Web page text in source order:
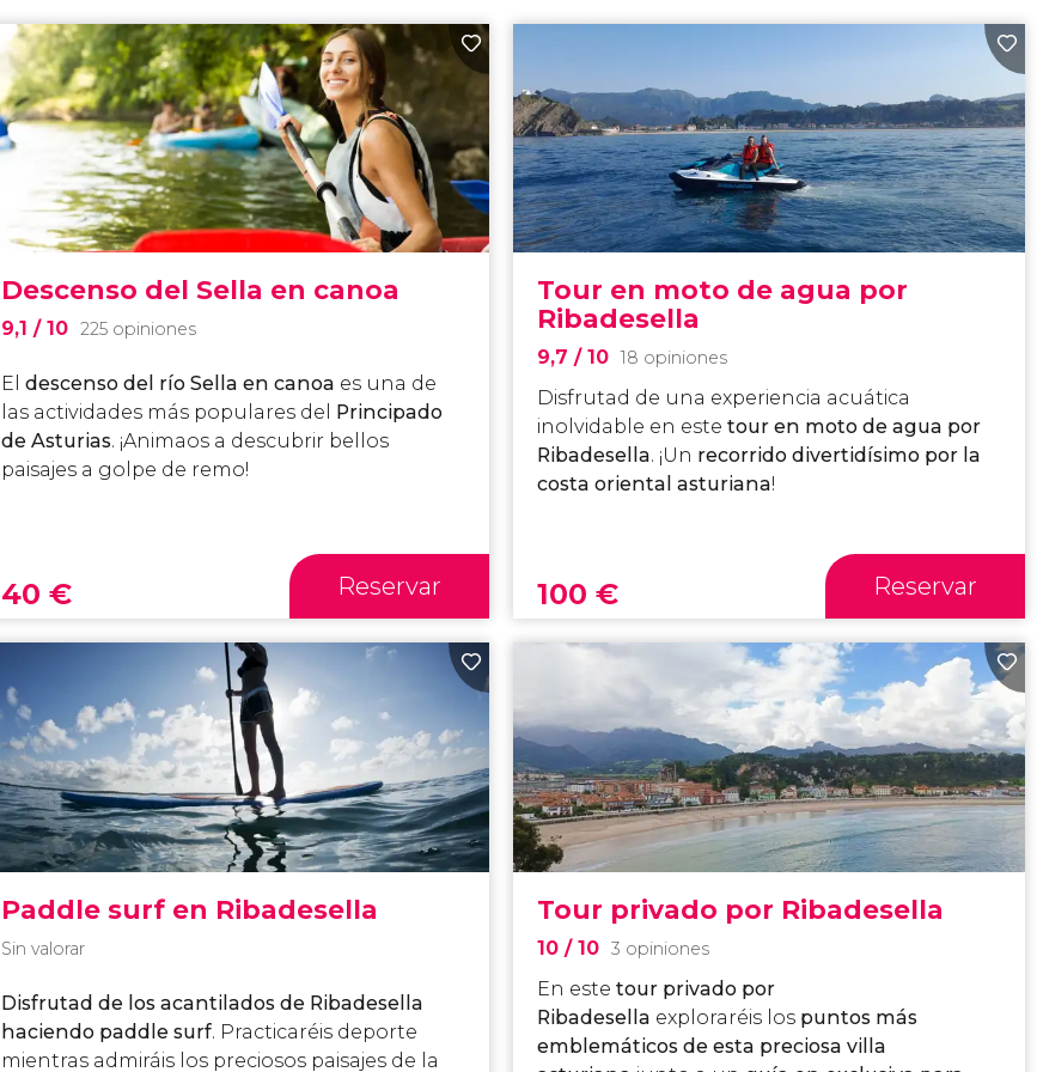
Descenso del Sella en canoa
9,1 / 10 225 opiniones
El descenso del río Sella en canoa es una de
las actividades más populares del
Principado
de Asturias. ¡Animaos a descubrir bellos
paisajes a golpe de remo!
40 € Reservar
Tour en moto de agua por
Ribadesella
9,7 / 10 18 opiniones
Disfrutad de una experiencia acuática
inolvidable en este tour en moto de agua por
Ribadesella. ¡Un recorrido divertidísimo por la
costa oriental asturiana!
100 € Reservar
Paddle surf en Ribadesella
Sin valorar
Disfrutad de los acantilados de Ribadesella
haciendo paddle surf. Practicaréis deporte
mientras admiráis los preciosos paisajes de la
Tour privado por Ribadesella
10 / 10 3 opiniones
En este tour privado por
Ribadesella exploraréis los puntos más
emblemáticos de esta preciosa villa